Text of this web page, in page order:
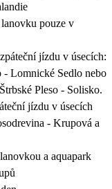
pouze v
jízdu v úsecích:
- Lomnické Sedlo nebo
Pleso - Solisko.
jízdu v úsecích
- Krupová a
a aquapark